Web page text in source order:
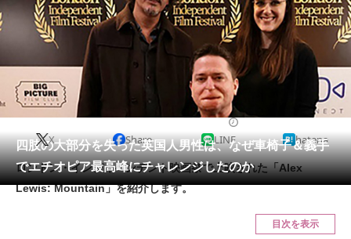
エンタメ クイズ
地域
住まい 教育・育児
動物 リサーチ
会員記事
メディア
四肢の大部分を失った英国人男性は、なぜ車椅子＆義手
でエチオピア最高峰にチャレンジしたのか
X Share LINE hatena
ロンドン・インディペンデント映画祭で上映された「Alex
Lewis: Mountain」を紹介します。
目次を表示